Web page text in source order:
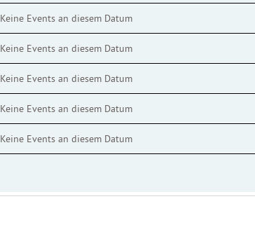
Keine Events an diesem Datum
Keine Events an diesem Datum
Keine Events an diesem Datum
Keine Events an diesem Datum
Keine Events an diesem Datum